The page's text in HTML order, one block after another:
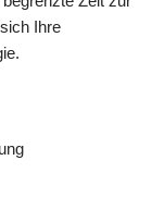
Ihre